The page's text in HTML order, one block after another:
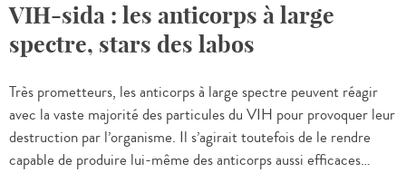
VIH-sida : les anticorps à large
spectre, stars des labos
Très prometteurs, les anticorps à large spectre peuvent réagir
avec la vaste majorité des particules du VIH pour provoquer leur
destruction par l’organisme. Il s’agirait toutefois de le rendre
capable de produire lui-même des anticorps aussi efficaces…